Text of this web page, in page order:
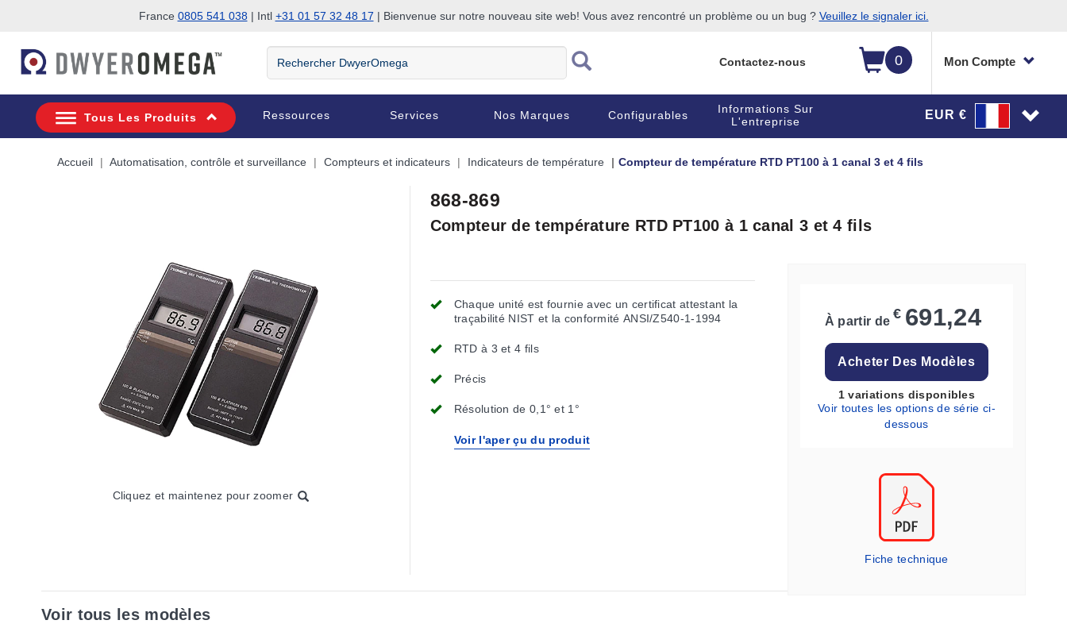
France 0805 541 038| Intl +31 01 57 32 48 17 | Bienvenue sur notre nouveau site web! Vous avez rencontré un problème ou un bug ? Veuillez le signaler ici.
0 Mon Compte
Rechercher
DwyerOmega
Contactez-nous
Tous Les Produits Ressources Services Nos Marques Configurables
Informations Sur
L'entreprise
EUR €
Accueil Automatisation, contrôle et surveillance Compteurs et indicateurs Indicateurs de température Compteur de température RTD PT100 à 1 canal 3 et 4 fils
Cliquez et maintenez pour zoomer
868-869
Compteur de température RTD PT100 à 1 canal 3 et 4 fils
Chaque unité est fournie avec un certificat attestant la
traçabilité NIST et la conformité ANSI/Z540-1-1994
RTD à 3 et 4 fils
Précis
Résolution de 0,1° et 1°
Voir l'aper çu du produit
À partir de € 691,24
Acheter Des Modèles
1 variations disponibles
Voir toutes les options de série ci-
dessous
Fiche technique
Voir tous les modèles